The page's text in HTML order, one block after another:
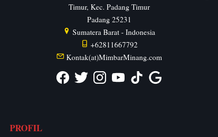
Timur, Kec. Padang Timur
Padang 25231
Sumatera Barat - Indonesia
+62811667792
Kontak(at)MimbarMinang.com
PROFIL